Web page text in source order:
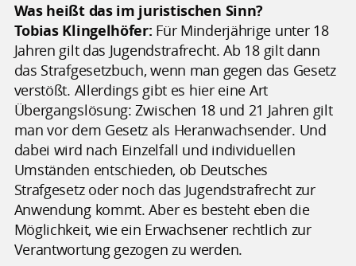
Was heißt das im juristischen Sinn?
Tobias Klingelhöfer: Für Minderjährige unter 18
Jahren gilt das Jugendstrafrecht. Ab 18 gilt dann
das Strafgesetzbuch, wenn man gegen das Gesetz
verstößt. Allerdings gibt es hier eine Art
Übergangslösung: Zwischen 18 und 21 Jahren gilt
man vor dem Gesetz als Heranwachsender. Und
dabei wird nach Einzelfall und individuellen
Umständen entschieden, ob Deutsches
Strafgesetz oder noch das Jugendstrafrecht zur
Anwendung kommt. Aber es besteht eben die
Möglichkeit, wie ein Erwachsener rechtlich zur
Verantwortung gezogen zu werden.